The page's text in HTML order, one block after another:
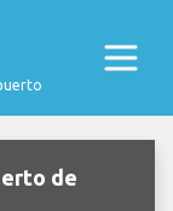
de